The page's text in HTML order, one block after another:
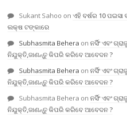
Sukant Sahoo on ଏହି ବର୍ଷର 10
ଲକ୍ଷ ଟଙ୍କାରେ
Subhasmita Behera on ନର୍ସିଂ ଏବଂ
ନିଯୁକ୍ତି,ଜାଣନ୍ତୁ କିପରି କରିବେ ଆବେଦନ ?
Subhasmita Behera on ନର୍ସିଂ ଏବଂ
ନିଯୁକ୍ତି,ଜାଣନ୍ତୁ କିପରି କରିବେ ଆବେଦନ ?
Subhasmita Behera on ନର୍ସିଂ ଏବଂ
ନିଯୁକ୍ତି,ଜାଣନ୍ତୁ କିପରି କରିବେ ଆବେଦନ ?